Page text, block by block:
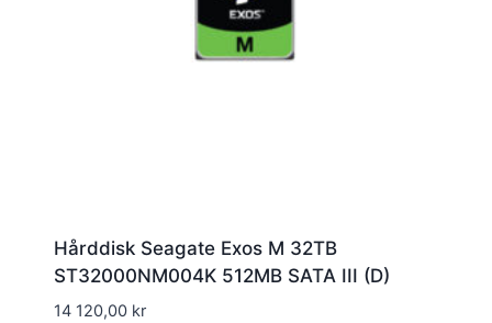
Hårddisk Seagate Exos M 32TB
ST32000NM004K 512MB SATA III (D)
14 120,00 kr